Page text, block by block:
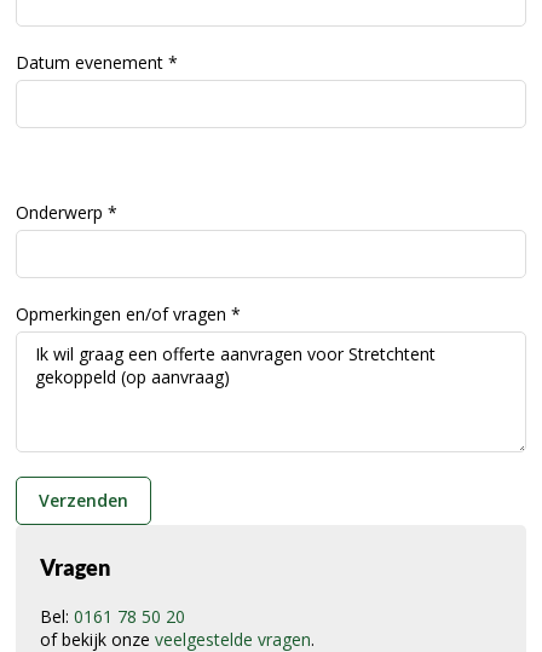
Datum evenement
Onderwerp
Opmerkingen en/of vragen
Verzenden
Vragen
Bel: 0161 78 50 20
of bekijk onze veelgestelde vragen.